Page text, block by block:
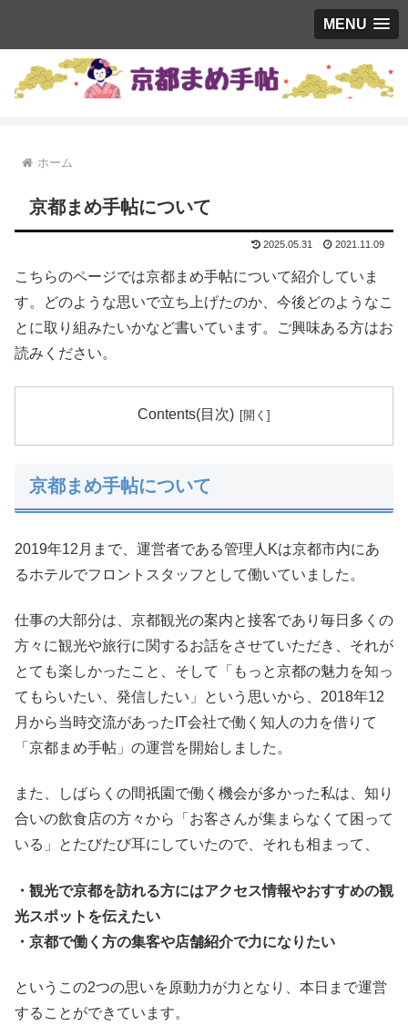
MENU
ホーム
京都まめ手帖について
2025.05.31 2021.11.09
こちらのページでは京都まめ手帖について紹介していま
す。どのような思いで立ち上げたのか、今後どのようなこ
とに取り組みたいかなど書いています。ご興味ある方はお
読みください。
Contents(目次)
京都まめ手帖について
2019年12月まで、運営者である管理人Kは京都市内にあ
るホテルでフロントスタッフとして働いていました。
仕事の大部分は、京都観光の案内と接客であり毎日多くの
方々に観光や旅行に関するお話をさせていただき、それが
とても楽しかったこと、そして「もっと京都の魅力を知っ
てもらいたい、発信したい」という思いから、2018年12
月から当時交流があったIT会社で働く知人の力を借りて
「京都まめ手帖」の運営を開始しました。
また、しばらくの間祇園で働く機会が多かった私は、知り
合いの飲食店の方々から「お客さんが集まらなくて困って
いる」とたびたび耳にしていたので、それも相まって、
・観光で京都を訪れる方にはアクセス情報やおすすめの観
光スポットを伝えたい
・京都で働く方の集客や店舗紹介で力になりたい
というこの2つの思いを原動力が力となり、本日まで運営
することができています。